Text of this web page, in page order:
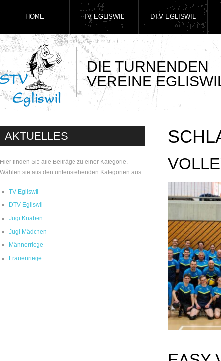
DIE TURNENDEN
VEREINE
HOME TV EGLISWIL DTV EGLISWIL
AKTUELLES
Hier finden Sie alle Beiträge zu einer Kategorie.
Wählen sie aus den untenstehenden Kategorien aus.
TV Egliswil
DTV Egliswil
Jugi Knaben
Jugi Mädchen
Männerriege
Frauenriege